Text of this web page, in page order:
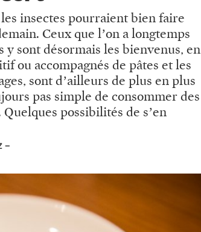
insectes pourraient bien faire
Ceux que l’on a longtemps
y sont désormais les bienvenus, en
ou accompagnés de pâtes et les
sont d’ailleurs de plus en plus
pas simple de consommer des
possibilités de s’en